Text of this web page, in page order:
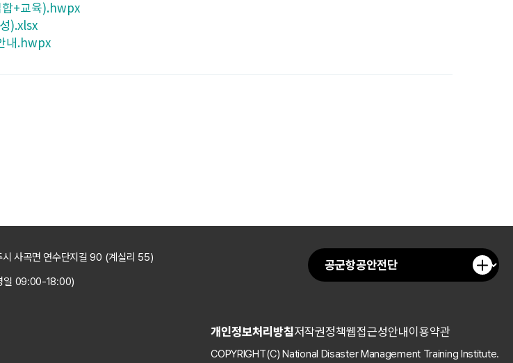
합+교육).hwpx
).xlsx
내.hwpx
사곡면 연수단지길 90 (계실리 55)
09:00-18:00)
개인정보처리방침저작권정책웹접근성안내 이용약관
COPYRIGHT(C) National Disaster Management Training Institute.